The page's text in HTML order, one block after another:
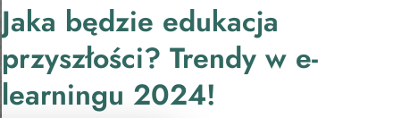
Jaka będzie edukacja
przyszłości? Trendy w e-
learningu 2024!